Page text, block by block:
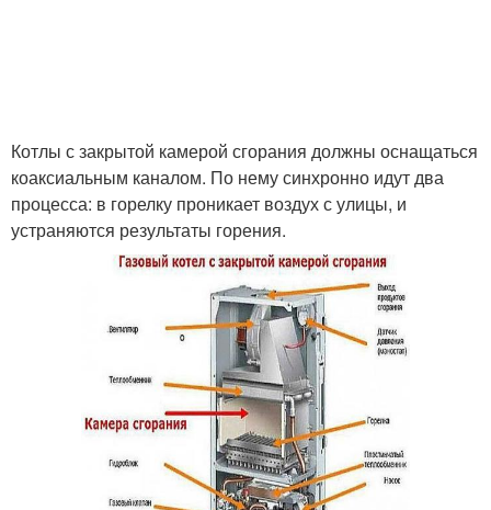
Котлы с закрытой камерой сгорания должны оснащаться
коаксиальным каналом. По нему синхронно идут два
процесса: в горелку проникает воздух с улицы, и
устраняются результаты горения.